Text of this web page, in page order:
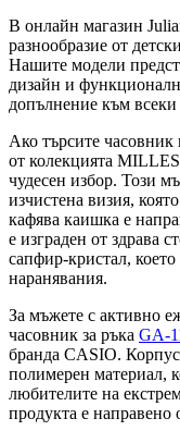
В онлайн магазин
разнообразие от
Нашите модели
дизайн и
допълнение към всеки
Ако търсите часовник
от колекцията
чудесен избор. Този
изчистена визия,
кафява каишка е
е изграден от здрава
сапфир-кристал,
наранявания.
За мъжете с активно
часовник за ръка GA-
бранда CASIO.
полимерен материал,
любителите на
продукта е направено